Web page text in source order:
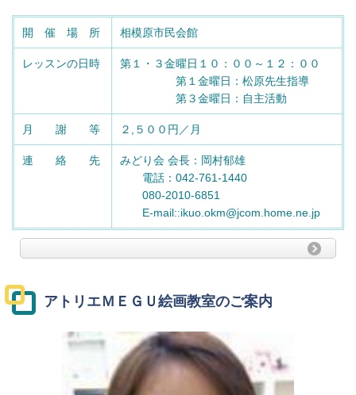
開 催 場 所 相模原市民会館
レッスンの日時
第１・３金曜日１０：００～１２：００
第１金曜日：松原先生指導
第３金曜日：自主活動
月 謝 等 ２,５００円／月
連 絡 先
みどり会 会長：岡村郁雄
電話：042-761-1440
080-2010-6851
E-mail::ikuo.okm@jcom.home.ne.jp
アトリエＭＥＧＵ絵画教室のご案内